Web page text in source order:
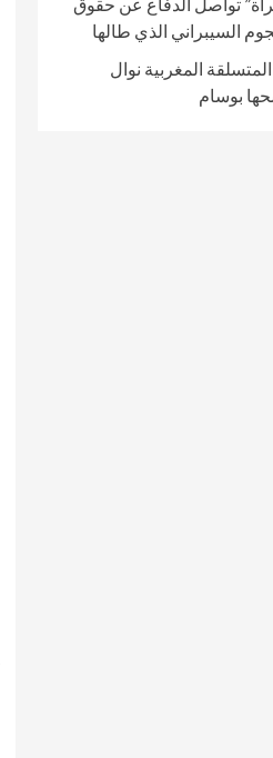
السيبراني الذي طالها
المغربية نوال
بوسام